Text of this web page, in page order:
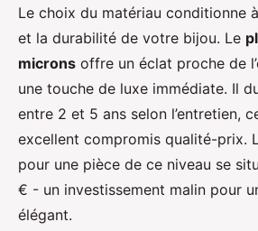
Le choix du matériau conditionne
et la durabilité de votre bijou. Le
microns offre un éclat proche de
une touche de luxe immédiate. Il
entre 2 et 5 ans selon l’entretien,
excellent compromis qualité-prix.
pour une pièce de ce niveau se
€ - un investissement malin pour
élégant.